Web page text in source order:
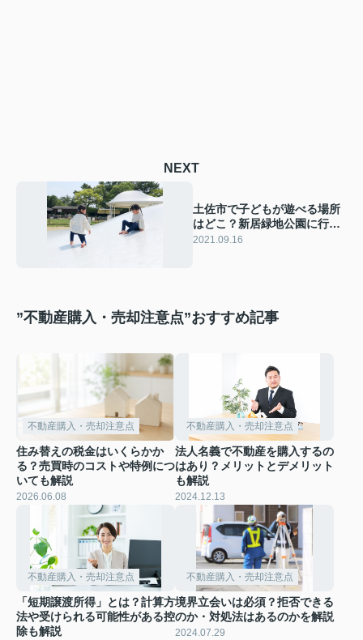
NEXT
土佐市で子どもが遊べる場所
はどこ？新居緑地公園に行っ
てみよう！
2021.09.16
”不動産購入・売却注意点”おすすめ記事
不動産購入・売却注意点
住み替えの税金はいくらかか
る？売買時のコストや特例につ
いても解説
2026.06.08
不動産購入・売却注意点
法人名義で不動産を購入するの
はあり？メリットとデメリット
も解説
2024.12.13
不動産購入・売却注意点
「短期譲渡所得」とは？計算方
法や受けられる可能性がある控
除も解説
不動産購入・売却注意点
境界立会いは必須？拒否できる
のか・対処法はあるのかを解説
2024.07.29